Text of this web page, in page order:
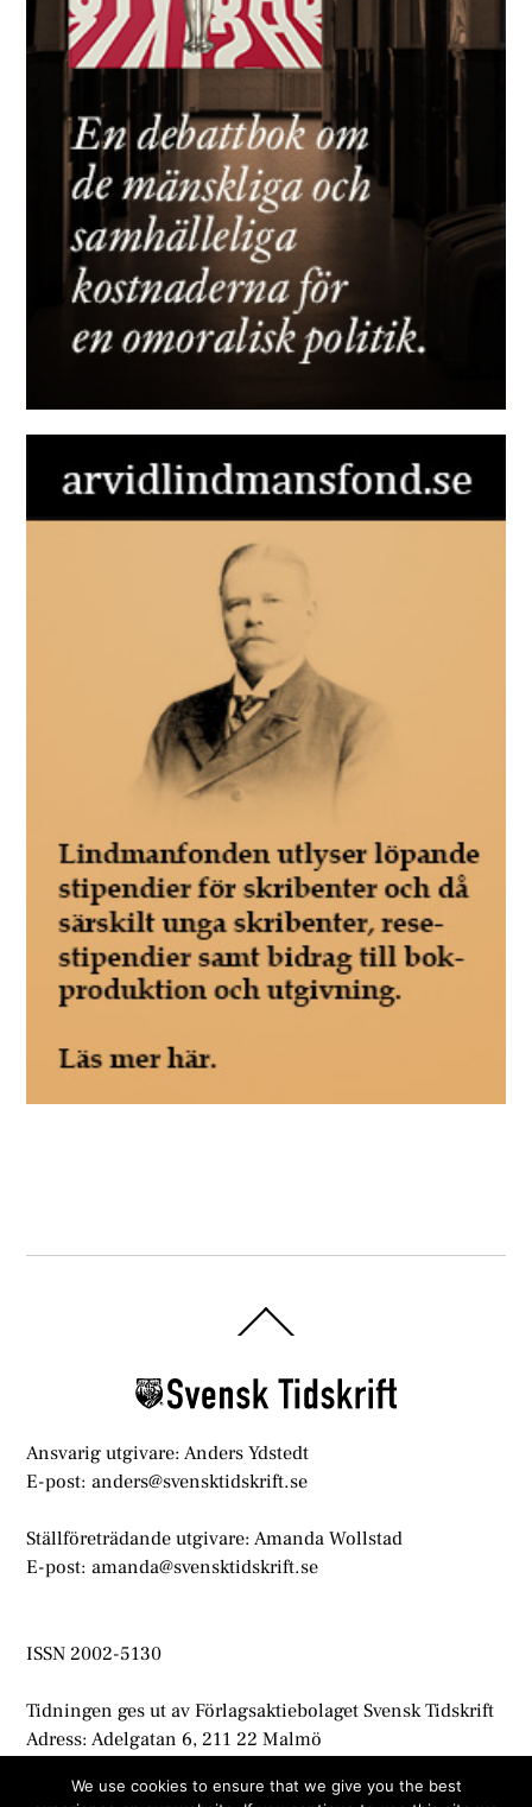
To
Ansvarig utgivare: Anders Ydstedt
E-post: anders@svensktidskrift.se
Ställföreträdande utgivare: Amanda Wollstad
E-post: amanda@svensktidskrift.se
ISSN 2002-5130
Tidningen ges ut av Förlagsaktiebolaget Svensk Tidskrift
Adress: Adelgatan 6, 211 22 Malmö
We use cookies to ensure that we give you the best